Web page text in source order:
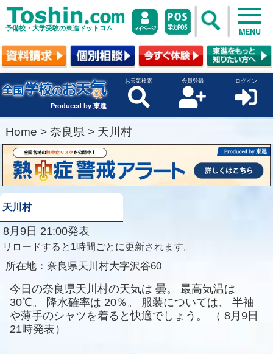
予備校・大学受験の東進ドットコム MENU
Produced by 東進
お天気検索 会員登録 ログイン
Home > 奈良県 > 天川村
天川村
8月9日 21:00発表
リロードすると1時間ごとに更新されます。
所在地： 奈良県天川村大字沢谷60
今日の奈良県天川村の天気は 曇。
最高気温は
30℃。
降水確率は 20％。 服装については、
半袖
や薄手のシャツを着ると快適でしょう。
（ 8月9日
21時発表）